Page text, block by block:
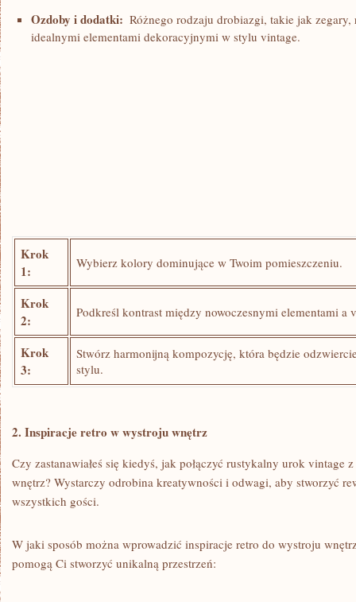
Ozdoby i dodatki:
Różnego rodzaju‌ drobiazgi, ‍takie ‍jak⁤
idealnymi elementami dekoracyjnymi w ⁣stylu‍ vintage.
Krok
1:
Wybierz‍ kolory dominujące w​ Twoim ⁢pomieszczeniu.
Krok
2:
Podkreśl ‍kontrast między ⁢nowoczesnymi​ elementami a
Krok
3:
Stwórz⁣ harmonijną kompozycję, która będzie
stylu.
2.⁤ Inspiracje retro w wystroju wnętrz
Czy zastanawiałeś się kiedyś,⁤ jak ⁢połączyć ‍rustykalny urok vintage
wnętrz?⁤ Wystarczy⁢ odrobina kreatywności​ i ⁤odwagi, aby stworzyć
wszystkich⁢ gości.
W jaki ‍sposób można wprowadzić inspiracje retro do wystroju
pomogą Ci stworzyć ⁢unikalną przestrzeń: